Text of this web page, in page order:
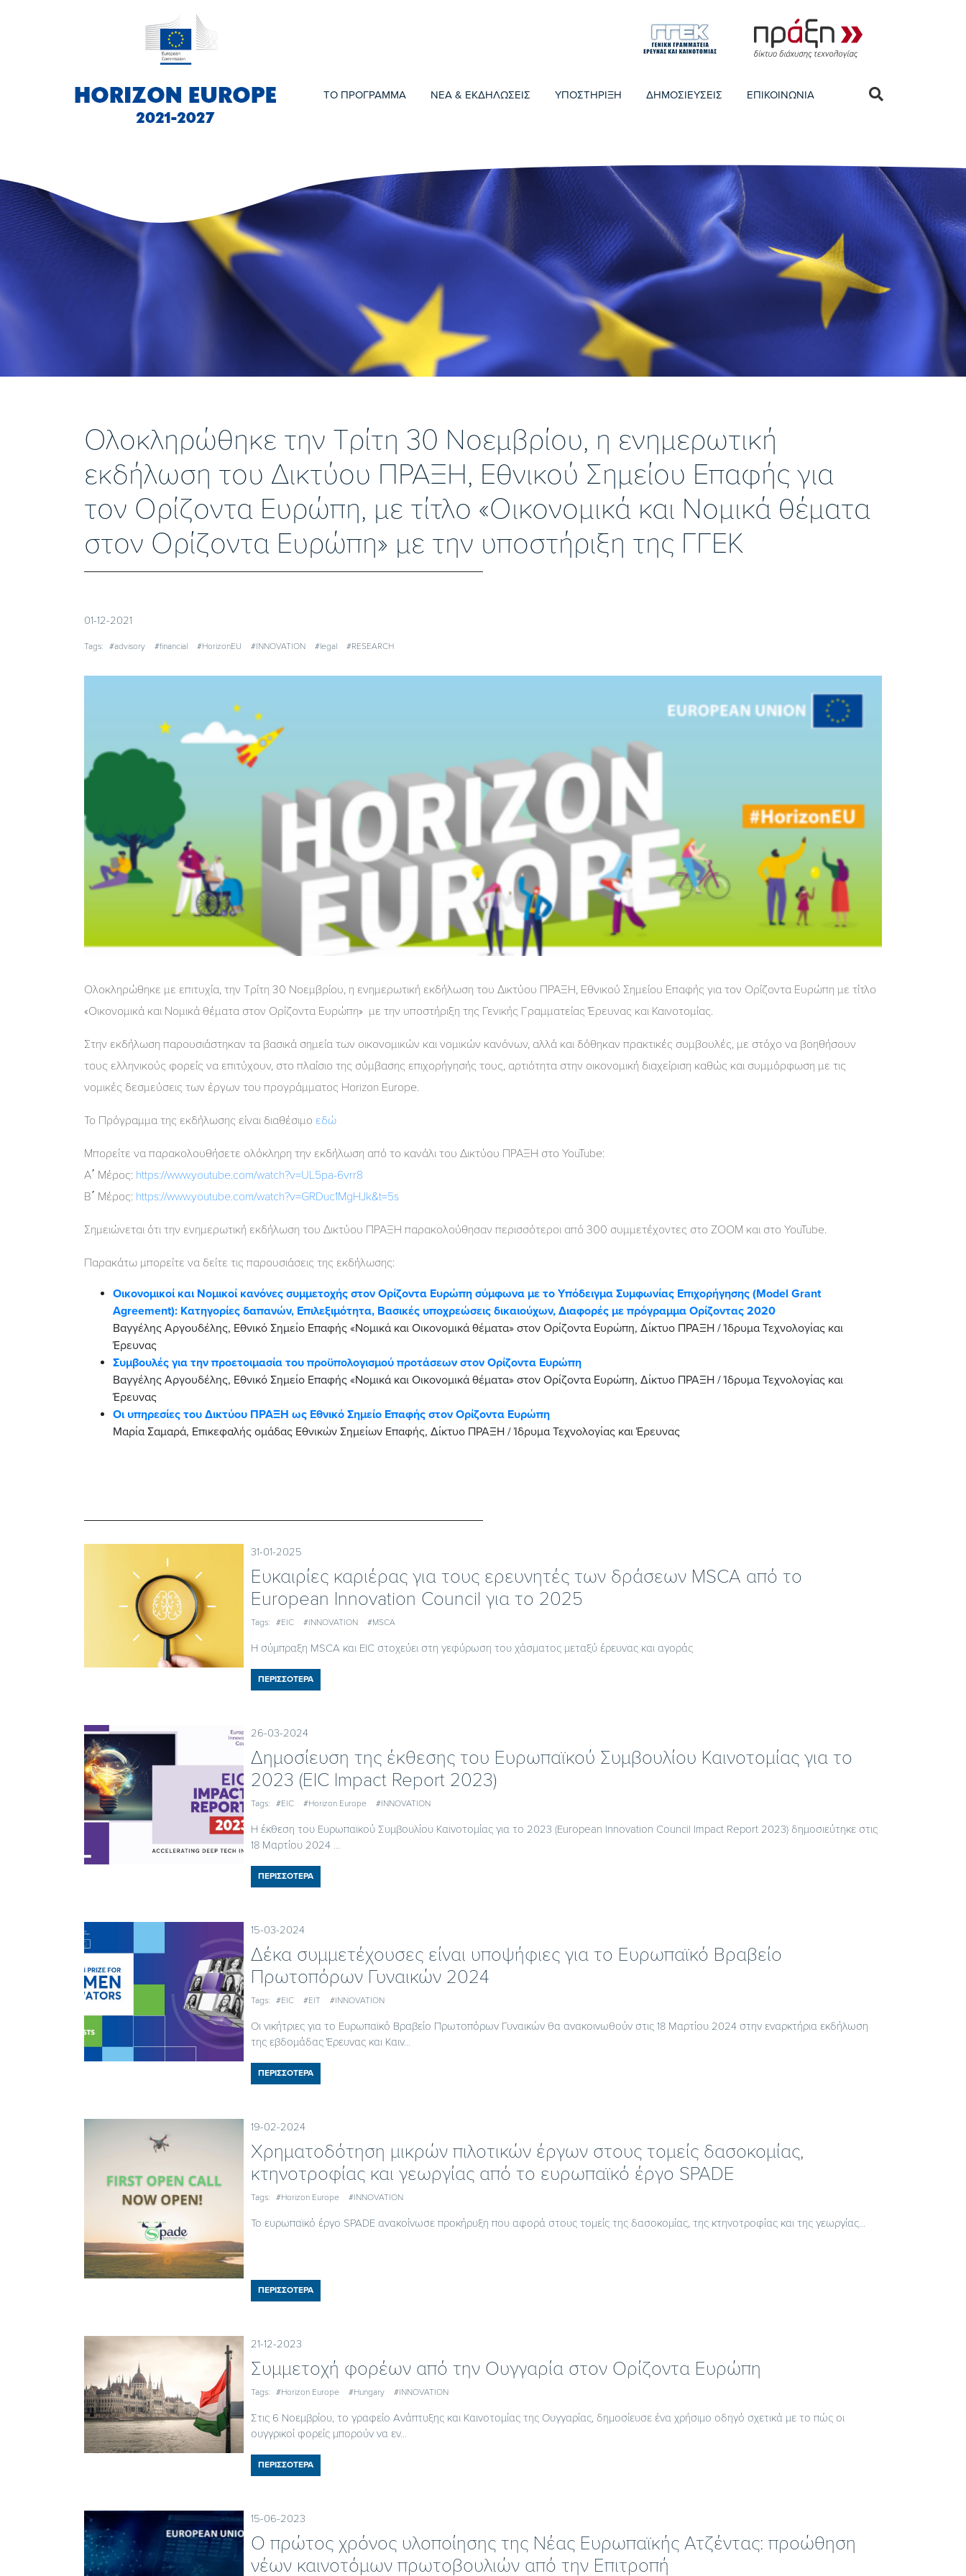
ΤΟ ΠΡΟΓΡΑΜΜΑ ΝΕΑ & ΕΚΔΗΛΩΣΕΙΣ ΥΠΟΣΤΗΡΙΞΗ ΔΗΜΟΣΙΕΥΣΕΙΣ ΕΠΙΚΟΙΝΩΝΙΑ
Ολοκληρώθηκε την Τρίτη 30 Νοεμβρίου, η ενημερωτική
εκδήλωση του Δικτύου ΠΡΑΞΗ, Εθνικού Σημείου Επαφής για
τον Ορίζοντα Ευρώπη, με τίτλο «Οικονομικά και Νομικά θέματα
στον Ορίζοντα Ευρώπη» με την υποστήριξη της ΓΓΕΚ
01-12-2021
Tags: #advisory #financial #HorizonEU #INNOVATION #legal #RESEARCH
Ολοκληρώθηκε με επιτυχία, την Τρίτη 30 Νοεμβρίου, η ενημερωτική εκδήλωση του Δικτύου ΠΡΑΞΗ, Εθνικού Σημείου Επαφής για τον Ορίζοντα Ευρώπη με τίτλο
«Οικονομικά και Νομικά θέματα στον Ορίζοντα Ευρώπη» με την υποστήριξη της Γενικής Γραμματείας Έρευνας και Καινοτομίας.
Στην εκδήλωση παρουσιάστηκαν τα βασικά σημεία των οικονομικών και νομικών κανόνων, αλλά και δόθηκαν πρακτικές συμβουλές, με στόχο να βοηθήσουν
τους ελληνικούς φορείς να επιτύχουν, στο πλαίσιο της σύμβασης επιχορήγησής τους, αρτιότητα στην οικονομική διαχείριση καθώς και συμμόρφωση με τις
νομικές δεσμεύσεις των έργων του προγράμματος Horizon Europe.
Το Πρόγραμμα της εκδήλωσης είναι διαθέσιμο εδώ
Μπορείτε να παρακολουθήσετε ολόκληρη την εκδήλωση από το κανάλι του Δικτύου ΠΡΑΞΗ στο YouTube:
Α΄ Μέρος: https://www.youtube.com/watch?v=UL5pa-6vrr8
Β΄ Μέρος: https://www.youtube.com/watch?v=GRDuc1MgHJk&t=5s
Σημειώνεται ότι την ενημερωτική εκδήλωση του Δικτύου ΠΡΑΞΗ παρακολούθησαν περισσότεροι από 300 συμμετέχοντες στο ZOOM και στο YouTube.
Παρακάτω μπορείτε να δείτε τις παρουσιάσεις της εκδήλωσης:
Οικονομικοί και Νομικοί κανόνες συμμετοχής στον Ορίζοντα Ευρώπη σύμφωνα με το Υπόδειγμα Συμφωνίας Επιχορήγησης (Model Grant
Agreement): Κατηγορίες δαπανών, Επιλεξιμότητα, Βασικές υποχρεώσεις δικαιούχων, Διαφορές με πρόγραμμα Ορίζοντας 2020
Βαγγέλης Αργουδέλης, Εθνικό Σημείο Επαφής «Νομικά και Οικονομικά θέματα» στον Ορίζοντα Ευρώπη, Δίκτυο ΠΡΑΞΗ / Ίδρυμα Τεχνολογίας και
Έρευνας
Συμβουλές για την προετοιμασία του προϋπολογισμού προτάσεων στον Ορίζοντα Ευρώπη
Βαγγέλης Αργουδέλης, Εθνικό Σημείο Επαφής «Νομικά και Οικονομικά θέματα» στον Ορίζοντα Ευρώπη, Δίκτυο ΠΡΑΞΗ / Ίδρυμα Τεχνολογίας και
Έρευνας
Οι υπηρεσίες του Δικτύου ΠΡΑΞΗ ως Εθνικό Σημείο Επαφής στον Ορίζοντα Ευρώπη
Μαρία Σαμαρά, Επικεφαλής ομάδας Εθνικών Σημείων Επαφής, Δίκτυο ΠΡΑΞΗ / Ίδρυμα Τεχνολογίας και Έρευνας
31-01-2025
Eυκαιρίες καριέρας για τους ερευνητές των δράσεων MSCA από το
European Innovation Council για το 2025
Tags: #EIC #INNOVATION #MSCA
Η σύμπραξη MSCA και EIC στοχεύει στη γεφύρωση του χάσματος μεταξύ έρευνας και αγοράς
ΠΕΡΙΣΣΟΤΕΡΑ
26-03-2024
Δημοσίευση της έκθεσης του Ευρωπαϊκού Συμβουλίου Καινοτομίας για το
2023 (ΕΙC Impact Report 2023)
Tags: #EIC #Horizon Europe #INNOVATION
H έκθεση του Ευρωπαϊκού Συμβουλίου Καινοτομίας για το 2023 (European Innovation Council Impact Report 2023) δημοσιεύτηκε στις
18 Μαρτίου 2024 ...
ΠΕΡΙΣΣΟΤΕΡΑ
15-03-2024
Δέκα συμμετέχουσες είναι υποψήφιες για το Ευρωπαϊκό Βραβείο
Πρωτοπόρων Γυναικών 2024
Tags: #EIC #EIT #INNOVATION
Οι νικήτριες για το Ευρωπαϊκό Βραβείο Πρωτοπόρων Γυναικών θα ανακοινωθούν στις 18 Μαρτίου 2024 στην εναρκτήρια εκδήλωση
της εβδομάδας Έρευνας και Καιν...
ΠΕΡΙΣΣΟΤΕΡΑ
19-02-2024
Χρηματοδότηση μικρών πιλοτικών έργων στους τομείς δασοκομίας,
κτηνοτροφίας και γεωργίας από το ευρωπαϊκό έργο SPADE
Tags: #Horizon Europe #INNOVATION
Το ευρωπαϊκό έργο SPADE ανακοίνωσε προκήρυξη που αφορά στους τομείς της δασοκομίας, της κτηνοτροφίας και της γεωργίας...
ΠΕΡΙΣΣΟΤΕΡΑ
21-12-2023
Συμμετοχή φορέων από την Ουγγαρία στον Ορίζοντα Ευρώπη
Tags: #Horizon Europe #Hungary #INNOVATION
Στις 6 Νοεμβρίου, το γραφείο Ανάπτυξης και Καινοτομίας της Ουγγαρίας, δημοσίευσε ένα χρήσιμο οδηγό σχετικά με το πώς οι
ουγγρικοί φορείς μπορούν να εν...
ΠΕΡΙΣΣΟΤΕΡΑ
15-06-2023
Ο πρώτος χρόνος υλοποίησης της Νέας Ευρωπαϊκής Ατζέντας: προώθηση
νέων καινοτόμων πρωτοβουλιών από την Επιτροπή